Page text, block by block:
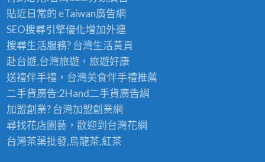
貼近日常的 eTaiwan廣告網
SEO搜尋引擎優化增加外連
搜尋生活服務? 台灣生活黃頁
赴台遊,台灣旅遊，旅遊好康
送禮伴手禮，台灣美食伴手禮推薦
二手貨廣告:2Hand二手貨廣告網
加盟創業? 台灣加盟創業網
尋找花店園藝，歡迎到台灣花網
台灣茶葉批發,烏龍茶,紅茶